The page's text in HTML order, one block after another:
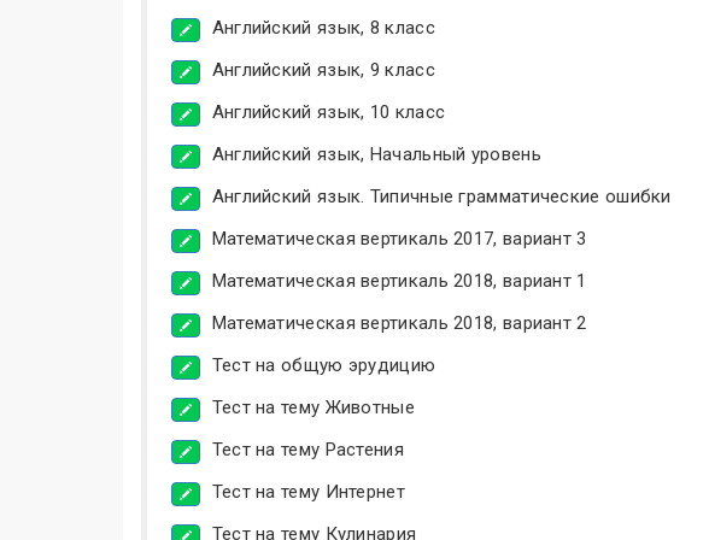
Английский язык, 8 класс
Английский язык, 9 класс
Английский язык, 10 класс
Английский язык, Начальный уровень
Английский язык. Типичные грамматические ошибки
Математическая вертикаль 2017, вариант 3
Математическая вертикаль 2018, вариант 1
Математическая вертикаль 2018, вариант 2
Тест на общую эрудицию
Тест на тему Животные
Тест на тему Растения
Тест на тему Интернет
Тест на тему Кулинария